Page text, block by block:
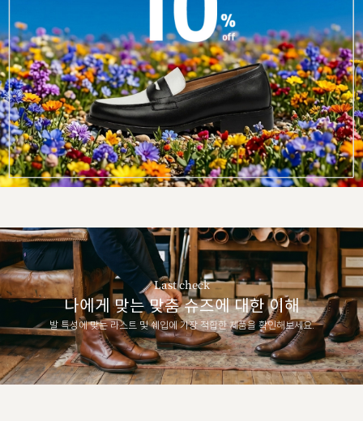
Last check
나에게 맞는 맞춤 슈즈에 대한 이해
발 특성에 맞는 라스트 및 쉐입에 가장 적합한 제품을 확인해보세요.